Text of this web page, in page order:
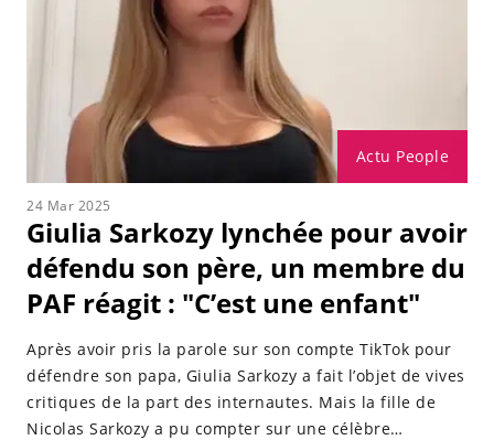
Actu People
24 Mar 2025
Giulia Sarkozy lynchée pour avoir
défendu son père, un membre du
PAF réagit : "C’est une enfant"
Après avoir pris la parole sur son compte TikTok pour
défendre son papa, Giulia Sarkozy a fait l’objet de vives
critiques de la part des internautes. Mais la fille de
Nicolas Sarkozy a pu compter sur une célèbre